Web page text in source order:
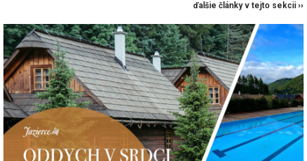
ďalšie články v tejto sekcii ››